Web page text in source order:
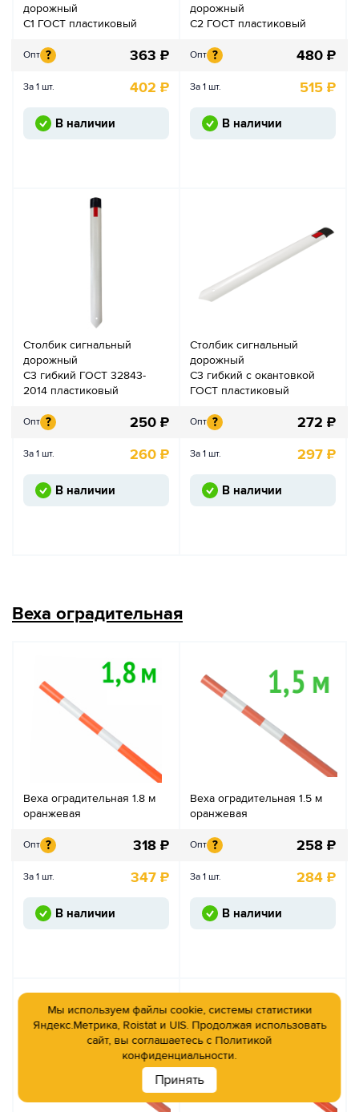
дорожный
С1 ГОСТ пластиковый
Опт ? 363 ₽
За 1 шт. 402 ₽
В наличии
дорожный
С2 ГОСТ пластиковый
Опт ? 480 ₽
За 1 шт. 515 ₽
В наличии
Столбик сигнальный
дорожный
С3 гибкий ГОСТ 32843-
2014 пластиковый
Опт ? 250 ₽
За 1 шт. 260 ₽
В наличии
Столбик сигнальный
дорожный
С3 гибкий с окантовкой
ГОСТ пластиковый
Опт ? 272 ₽
За 1 шт. 297 ₽
В наличии
Веха оградительная
Веха оградительная 1.8 м
оранжевая
Опт ? 318 ₽
За 1 шт. 347 ₽
В наличии
Веха оградительная 1.5 м
оранжевая
Опт ? 258 ₽
За 1 шт. 284 ₽
В наличии
Мы используем файлы cookie, системы статистики
Яндекс.Метрика, Roistat и UIS. Продолжая использовать
сайт, вы соглашаетесь с Политикой
конфиденциальности.
Принять